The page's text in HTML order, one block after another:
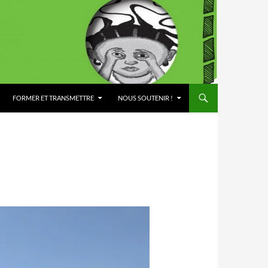
FORMER ET TRANSMETTRE NOUS SOUTENIR !